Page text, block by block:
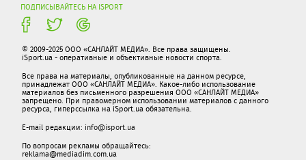
ПОДПИСЫВАЙТЕСЬ НА ISPORT
© 2009-2025 ООО «САНЛАЙТ МЕДИА». Все права защищены.
iSport.ua - оперативные и объективные новости спорта.
Все права на материалы, опубликованные на данном ресурсе,
принадлежат ООО «САНЛАЙТ МЕДИА». Какое-либо использование
материалов без письменного разрешения ООО «САНЛАЙТ МЕДИА»
запрещено. При правомерном использовании материалов с данного
ресурса, гиперссылка на iSport.ua обязательна.
E-mail редакции: info@isport.ua
По вопросам рекламы обращайтесь:
reklama@mediadim.com.ua